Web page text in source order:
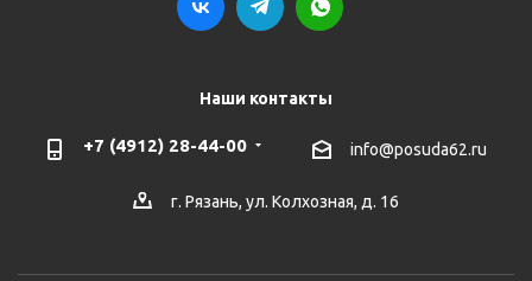
Наши контакты
+7 (4912) 28-44-00 info@posuda62.ru
г. Рязань, ул. Колхозная, д. 16